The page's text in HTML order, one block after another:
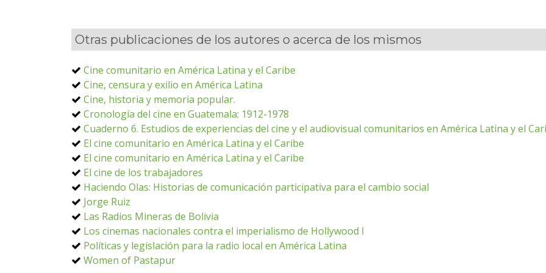
Otras publicaciones de los autores o acerca de los mismos
Cine comunitario en América Latina y el Caribe
Cine, censura y exilio en América Latina
Cine, historia y memoria popular.
Cronología del cine en Guatemala: 1912-1978
Cuaderno 6. Estudios de experiencias del cine y el audiovisual comunitarios en América Latina y el
El cine comunitario en América Latina y el Caribe
El cine comunitario en América Latina y el Caribe
El cine de los trabajadores
Haciendo Olas: Historias de comunicación participativa para el cambio social
Jorge Ruiz
Las Radios Mineras de Bolivia
Los cinemas nacionales contra el imperialismo de Hollywood I
Políticas y legislación para la radio local en América Latina
Women of Pastapur